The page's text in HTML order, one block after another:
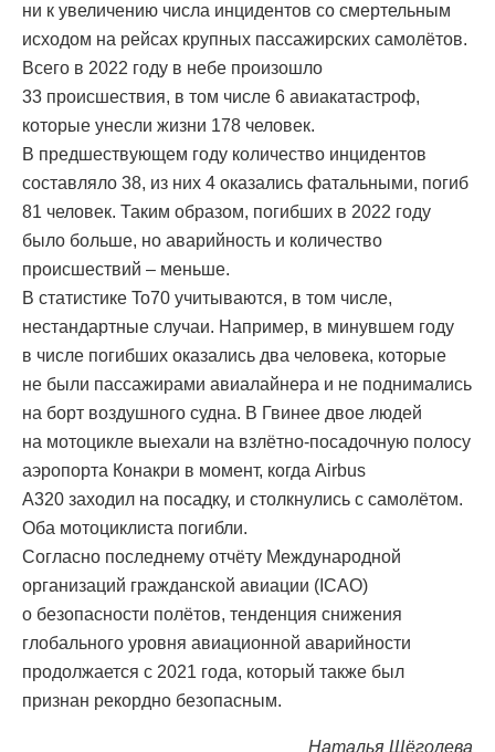
ни к увеличению числа инцидентов со смертельным
исходом на рейсах крупных пассажирских самолётов.
Всего в 2022 году в небе произошло
33 происшествия, в том числе 6 авиакатастроф,
которые унесли жизни 178 человек.
В предшествующем году количество инцидентов
составляло 38, из них 4 оказались фатальными, погиб
81 человек. Таким образом, погибших в 2022 году
было больше, но аварийность и количество
происшествий – меньше.
В статистике To70 учитываются, в том числе,
нестандартные случаи. Например, в минувшем году
в числе погибших оказались два человека, которые
не были пассажирами авиалайнера и не поднимались
на борт воздушного судна. В Гвинее двое людей
на мотоцикле выехали на взлётно-посадочную полосу
аэропорта Конакри в момент, когда Airbus
A320 заходил на посадку, и столкнулись с самолётом.
Оба мотоциклиста погибли.
Согласно последнему отчёту Международной
организаций гражданской авиации (ICAO)
о безопасности полётов, тенденция снижения
глобального уровня авиационной аварийности
продолжается с 2021 года, который также был
признан рекордно безопасным.
Наталья Щёголева